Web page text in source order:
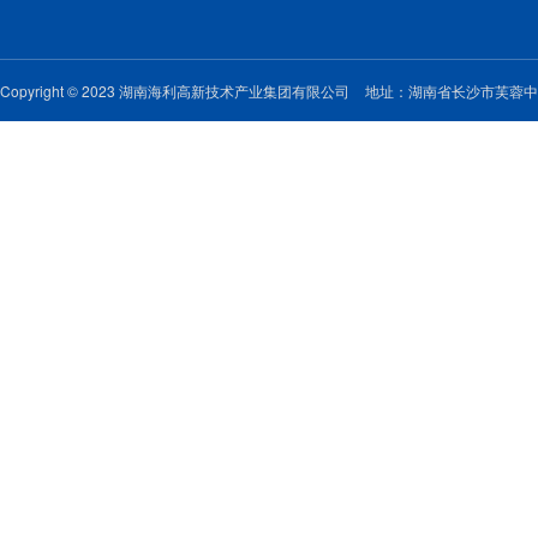
Copyright © 2023 湖南海利高新技术产业集团有限公司 地址：湖南省长沙市芙蓉